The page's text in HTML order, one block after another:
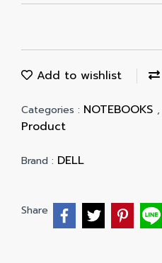
Add to wishlist
Categories : NOTEBOOKS ,
Product
Brand : DELL
Share